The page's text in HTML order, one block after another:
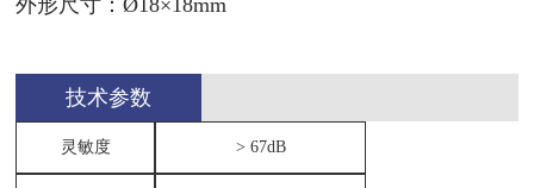
技术参数
灵敏度 > 67dB